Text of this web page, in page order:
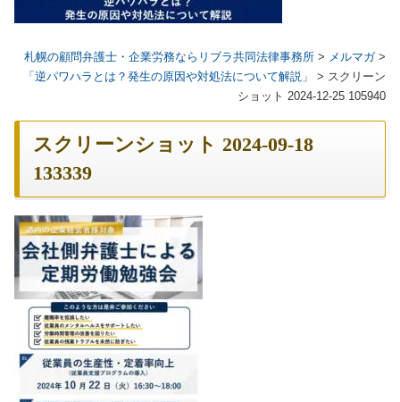
札幌の顧問弁護士・企業労務ならリブラ共同法律事務所 > メルマガ>
「逆パワハラとは？発生の原因や対処法について解説」
> スクリーン
ショット 2024-12-25 105940
スクリーンショット 2024-09-18
133339